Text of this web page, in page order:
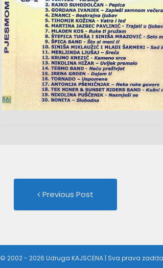
Post
navigation
Previous Post
© 2002 - 2026 Udruga KAJSCENA | Sva prava